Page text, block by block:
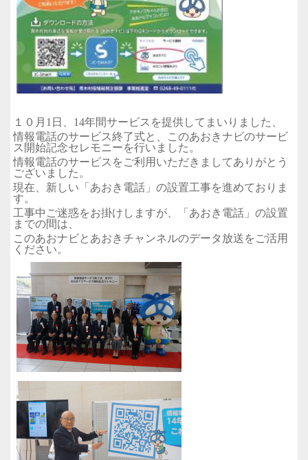
１０月1日、14年間サービスを提供してまいりました、
情報電話のサービス終了式と、このあおきナビのサービ
ス開始記念セレモニーを行いました。
情報電話のサービスをご利用いただきましてありがとう
ございました。
現在、新しい「あおき電話」の設置工事を進めておりま
す。
工事中ご迷惑をお掛けしますが、「あおき電話」の設置
までの間は、
このあおナビとあおきチャンネルのデータ放送をご活用
ください。